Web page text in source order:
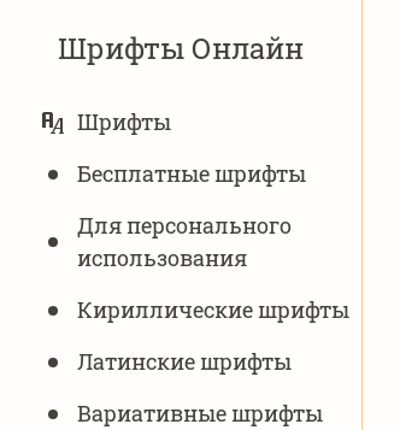
Шрифты Онлайн
НАВИГАЦИЯ
Шрифты
Бесплатные шрифты
Для персонального
использования
Кириллические шрифты
Латинские шрифты
Вариативныe шрифты